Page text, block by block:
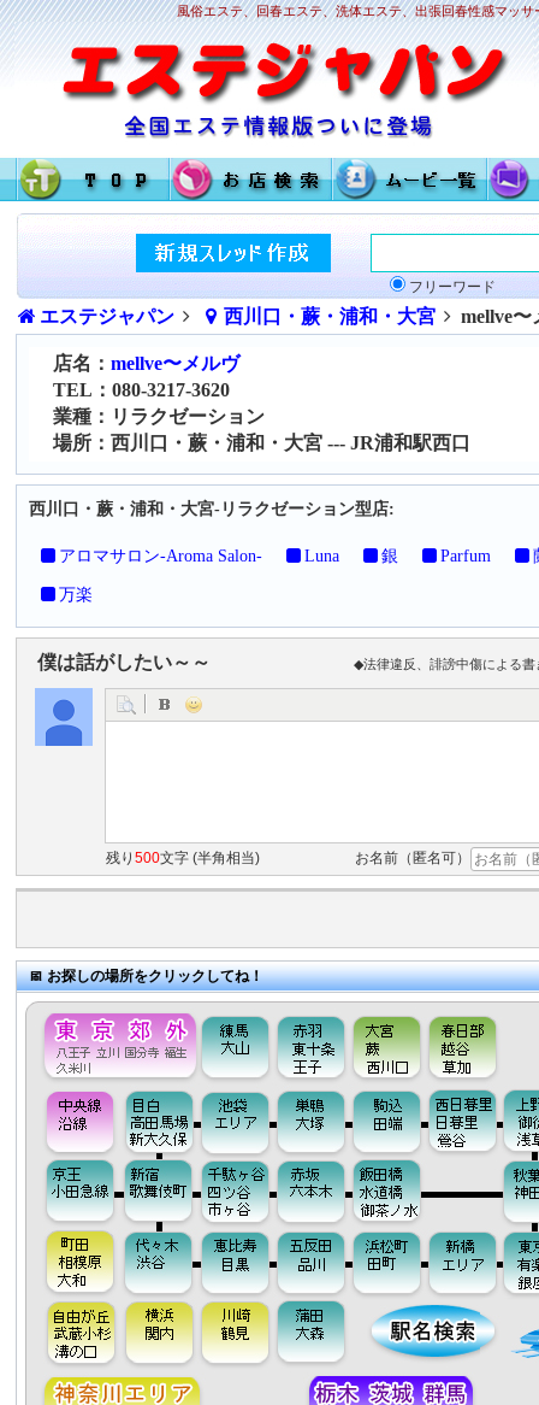
風俗エステ、回春エステ、洗体エステ、出張回春性感マッ
フリーワード
エステジャパン 西川口・蕨・浦和・大宮 mellve〜
店名： mellve〜メルヴ
TEL：080-3217-3620
業種：リラクゼーション
場所：西川口・蕨・浦和・大宮 --- JR浦和駅西口
西川口・蕨・浦和・大宮-リラクゼーション型店:
アロマサロン-Aroma Salon- Luna 銀 Parfum
万楽
僕は話がしたい～～ ◆法律違反、誹謗中傷による
残り 500文字 (半角相当) お名前（匿名可）
お探しの場所をクリックしてね！